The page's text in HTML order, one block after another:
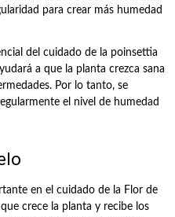
para crear más humedad
del cuidado de la poinsettia
a que la planta crezca sana
Por lo tanto, se
el nivel de humedad
en el cuidado de la Flor de
crece la planta y recibe los